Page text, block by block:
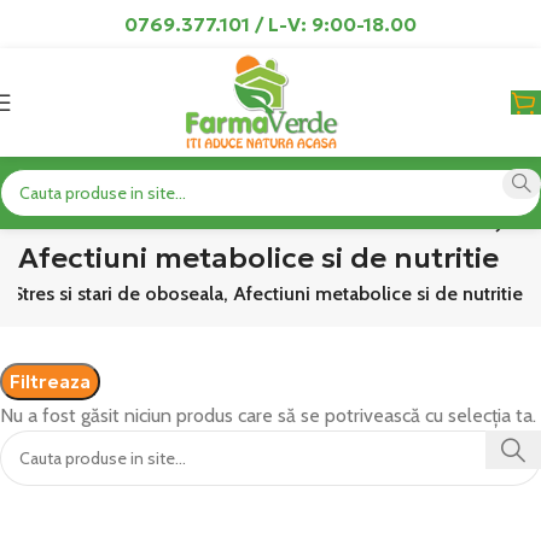
0769.377.101 / L-V: 9:00-18.00
Produse Stres si stari de oboseala,
Afectiuni metabolice si de nutritie
Stres si stari de oboseala, Afectiuni metabolice si de nutritie
Filtreaza
Nu a fost găsit niciun produs care să se potrivească cu selecția ta.